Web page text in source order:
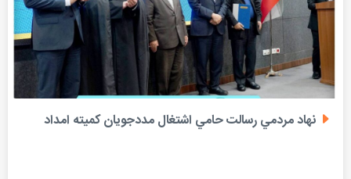
نهاد مردمي رسالت حامي اشتغال مددجويان كميته امداد